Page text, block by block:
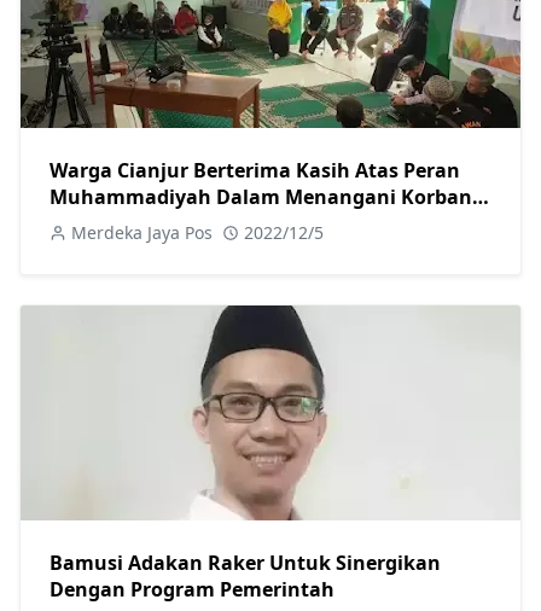
Warga Cianjur Berterima Kasih Atas Peran
Muhammadiyah Dalam Menangani Korban
Gempa
Merdeka Jaya Pos 2022/12/5
Bamusi Adakan Raker Untuk Sinergikan
Dengan Program Pemerintah